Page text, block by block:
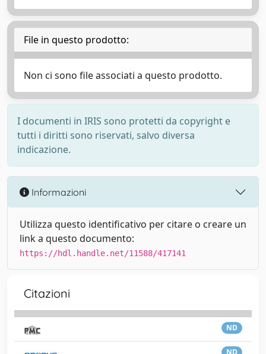
File in questo prodotto:
Non ci sono file associati a questo prodotto.
I documenti in IRIS sono protetti da copyright e
tutti i diritti sono riservati, salvo diversa
indicazione.
Informazioni
Utilizza questo identificativo per citare o creare un
link a questo documento:
https://hdl.handle.net/11588/417141
Citazioni
ND